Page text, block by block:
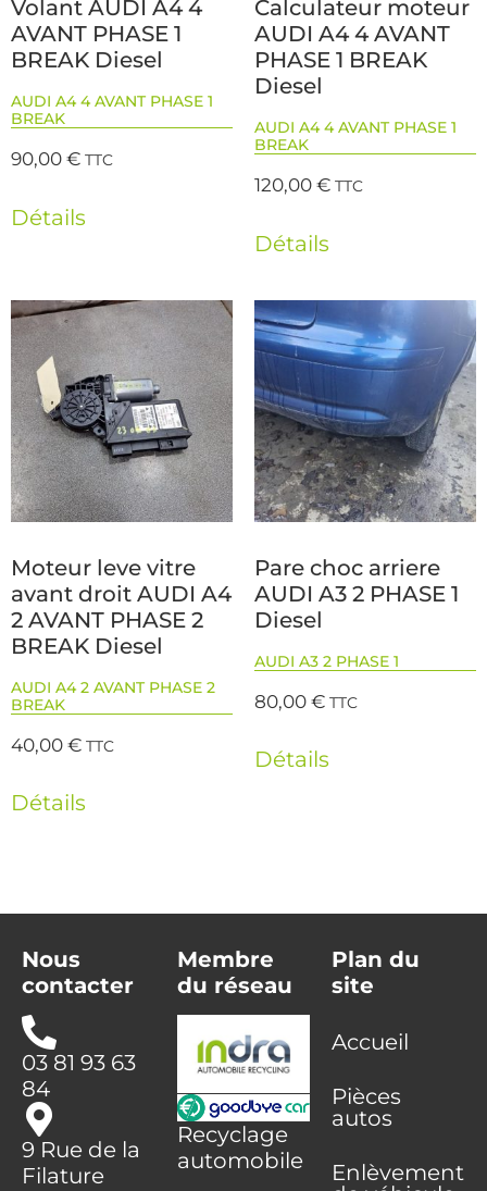
Volant AUDI A4 4
AVANT PHASE 1
BREAK Diesel
AUDI A4 4 AVANT PHASE 1
BREAK
90,00€ TTC
Détails
Calculateur moteur
AUDI A4 4 AVANT
PHASE 1 BREAK
Diesel
AUDI A4 4 AVANT PHASE 1
BREAK
120,00€ TTC
Détails
Moteur leve vitre
avant droit AUDI A4
2 AVANT PHASE 2
BREAK Diesel
AUDI A4 2 AVANT PHASE 2
BREAK
40,00€ TTC
Détails
Pare choc arriere
AUDI A3 2 PHASE 1
Diesel
AUDI A3 2 PHASE 1
80,00€ TTC
Détails
Nous
contacter
03 81 93 63
84
9 Rue de la
Filature
Membre
du réseau
Recyclage
automobile
Plan du
site
Accueil
Pièces
autos
Enlèvement